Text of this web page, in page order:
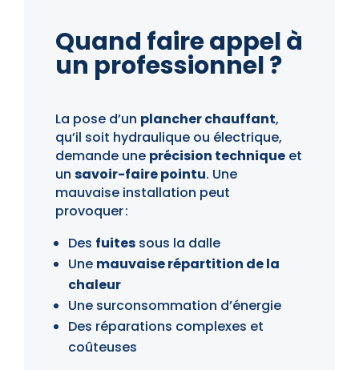
Quand faire appel à
un professionnel ?
La pose d’un plancher chauffant,
qu’il soit hydraulique ou électrique,
demande une précision techniqueet
un savoir-faire pointu. Une
mauvaise installation peut
provoquer :
Des fuitessous la dalle
Une mauvaise répartition de la
chaleur
Une surconsommation d’énergie
Des réparations complexes et
coûteuses